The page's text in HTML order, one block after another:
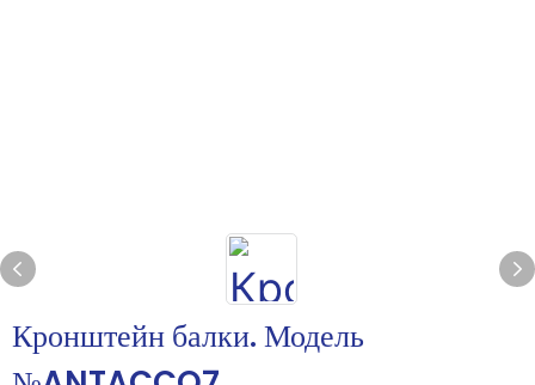
Кронштейн балки. Модель